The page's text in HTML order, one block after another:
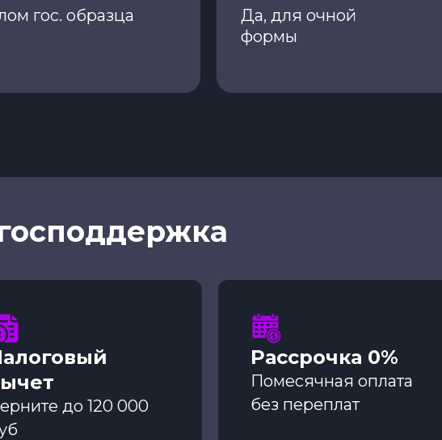
гос. образца
Да, для очной
формы
до 120 000
Рассрочка 0%
Помесячная оплата
без переплат